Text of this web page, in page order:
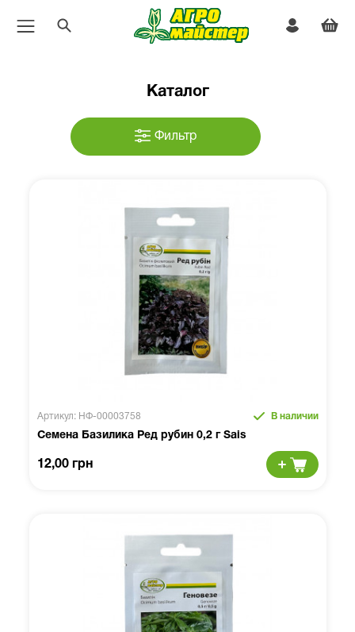
Каталог
Фильтр
Артикул: НФ-00003758 В наличии
Семена Базилика Ред рубин 0,2 г Sais
12,00 грн